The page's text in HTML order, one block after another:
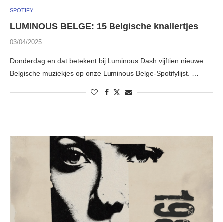
SPOTIFY
LUMINOUS BELGE: 15 Belgische knallertjes
03/04/2025
Donderdag en dat betekent bij Luminous Dash vijftien nieuwe
Belgische muziekjes op onze Luminous Belge-Spotifylijst. …